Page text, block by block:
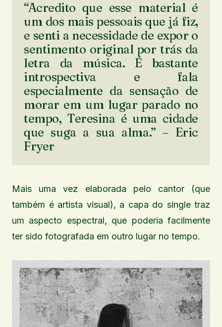
“Acredito que esse material é
um dos mais pessoais que já fiz,
e senti a necessidade de expor o
sentimento original por trás da
letra da música. É bastante
introspectiva e fala
especialmente da sensação de
morar em um lugar parado no
tempo, Teresina é uma cidade
que suga a sua alma.” – Eric
Fryer
Mais uma vez elaborada pelo cantor (que
também é artista visual), a capa do single traz
um aspecto espectral, que poderia facilmente
ter sido fotografada em outro lugar no tempo.